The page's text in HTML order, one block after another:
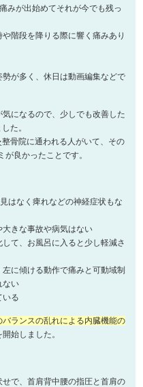
みが出始めてそれが今でも残っ
階段を降りる際に響く痛みあり
が多く、休日は動画編集などで
になるので、少しでも改善した
た。
骨院に通われる人がいて、その
良かったことです。
はなく痺れなどの神経症状もな
大きな事故や病気はない
て、お風呂に入ると少し軽減さ
に傾ける動作で痛みと可動域制
ない
いる
ランスの乱れによる内臓機能の
始しました。
せで、首肩背中腰の指圧と首肩の